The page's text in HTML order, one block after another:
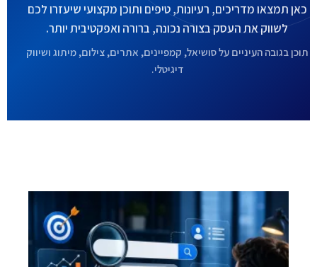
כאן תמצאו מדריכים, רעיונות, טיפים ותוכן מקצועי שיעזרו לכם
לשווק את העסק בצורה נכונה, ברורה ואפקטיבית יותר.
תוכן בגובה העיניים על סושיאל, קמפיינים, אתרים, צילום, מיתוג ושיווק
דיגיטלי.